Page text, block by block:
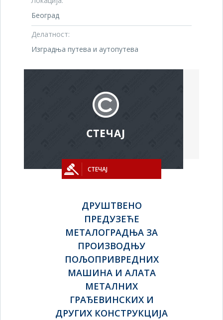
Београд
Делатност:
Изградња путева и аутопутева
СТЕЧАЈ
ДРУШТВЕНО
ПРЕДУЗЕЋЕ
МЕТАЛОГРАДЊА ЗА
ПРОИЗВОДЊУ
ПОЉОПРИВРЕДНИХ
МАШИНА И АЛАТА
МЕТАЛНИХ
ГРАЂЕВИНСКИХ И
ДРУГИХ КОНСТРУКЦИЈА